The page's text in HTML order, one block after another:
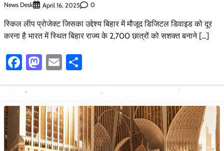
News Desk April 16, 2025 0
स्किल लीप प्रोजेक्ट जिसका उद्देश्य बिहार में मौजूद डिजिटल डिवाइड को दूर
करना है भारत में स्थित बिहार राज्य के 2,700 छात्रों को सशक्त बनाने […]
Facebook
Mastodon
Email